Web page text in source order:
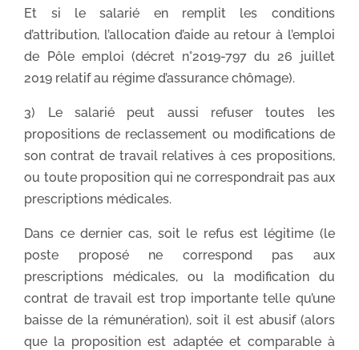
Et si le salarié en remplit les conditions
d’attribution, l’allocation d’aide au retour à l’emploi
de Pôle emploi (décret n°2019-797 du 26 juillet
2019 relatif au régime d’assurance chômage).
3) Le salarié peut aussi refuser toutes les
propositions de reclassement ou modifications de
son contrat de travail relatives à ces propositions,
ou toute proposition qui ne correspondrait pas aux
prescriptions médicales.
Dans ce dernier cas, soit le refus est légitime (le
poste proposé ne correspond pas aux
prescriptions médicales, ou la modification du
contrat de travail est trop importante telle qu’une
baisse de la rémunération), soit il est abusif (alors
que la proposition est adaptée et comparable à